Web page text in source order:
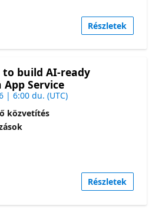
Részletek
build AI-ready
Service
| 6:00 du. (UTC)
közvetítés
Részletek